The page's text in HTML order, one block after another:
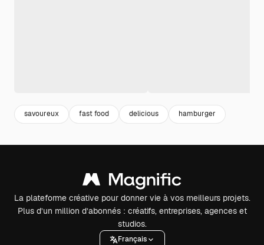
savoureux fast food delicious hamburger
La plateforme créative pour donner vie à vos meilleurs projets.
Plus d’un million d’abonnés : créatifs, entreprises, agences et
studios.
Français